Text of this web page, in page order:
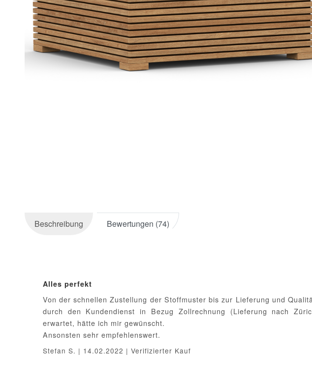
Beschreibung Bewertungen (74)
Alles perfekt
Von der schnellen Zustellung der Stoffmuster bis zur Lieferung und
durch den Kundendienst in Bezug Zollrechnung (Lieferung nach
erwartet, hätte ich mir gewünscht.
Ansonsten sehr empfehlenswert.
Stefan S. | 14.02.2022 | Verifizierter Kauf